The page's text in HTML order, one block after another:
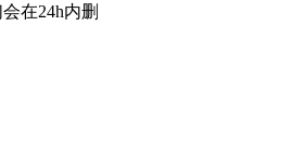
在24h内删